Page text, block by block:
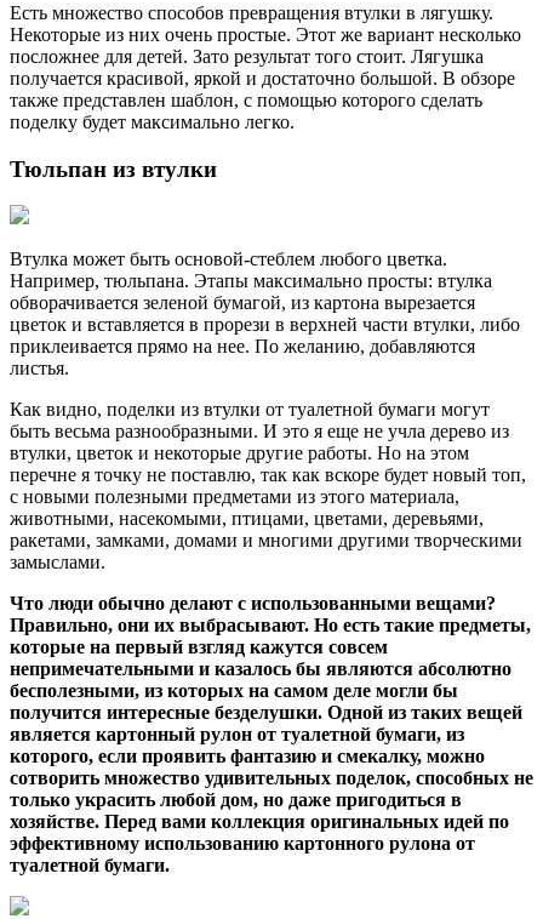
Есть множество способов превращения втулки в лягушку.
Некоторые из них очень простые. Этот же вариант несколько
посложнее для детей. Зато результат того стоит. Лягушка
получается красивой, яркой и достаточно большой. В обзоре
также представлен шаблон, с помощью которого сделать
поделку будет максимально легко.
Тюльпан из втулки
Втулка может быть основой-стеблем любого цветка.
Например, тюльпана. Этапы максимально просты: втулка
обворачивается зеленой бумагой, из картона вырезается
цветок и вставляется в прорези в верхней части втулки, либо
приклеивается прямо на нее. По желанию, добавляются
листья.
Как видно, поделки из втулки от туалетной бумаги могут
быть весьма разнообразными. И это я еще не учла дерево из
втулки, цветок и некоторые другие работы. Но на этом
перечне я точку не поставлю, так как вскоре будет новый топ,
с новыми полезными предметами из этого материала,
животными, насекомыми, птицами, цветами, деревьями,
ракетами, замками, домами и многими другими творческими
замыслами.
Что люди обычно делают с использованными вещами?
Правильно, они их выбрасывают. Но есть такие предметы,
которые на первый взгляд кажутся совсем
непримечательными и казалось бы являются абсолютно
бесполезными, из которых на самом деле могли бы
получится интересные безделушки. Одной из таких вещей
является картонный рулон от туалетной бумаги, из
которого, если проявить фантазию и смекалку, можно
сотворить множество удивительных поделок, способных не
только украсить любой дом, но даже пригодиться в
хозяйстве. Перед вами коллекция оригинальных идей по
эффективному использованию картонного рулона от
туалетной бумаги.